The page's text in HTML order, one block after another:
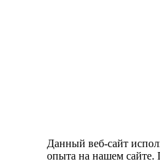
Данный веб-сайт
опыта на нашем сайте.